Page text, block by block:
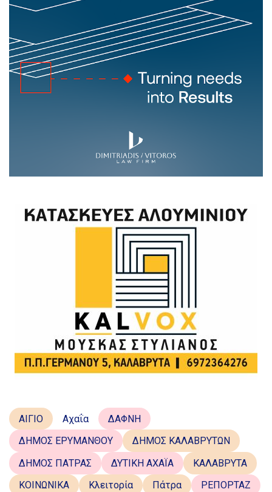
ΑΙΓΙΟ Αχαΐα
ΔΑΦΝΗ
ΔΗΜΟΣ ΕΡΥΜΑΝΘΟΥ
ΔΗΜΟΣ ΚΑΛΑΒΡΥΤΩΝ
ΔΗΜΟΣ ΠΑΤΡΑΣ
ΔΥΤΙΚΗ ΑΧΑΪΑ
ΚΑΛΑΒΡΥΤΑ
ΚΟΙΝΩΝΙΚΑ
Κλειτορία Πάτρα
ΡΕΠΟΡΤΑΖ